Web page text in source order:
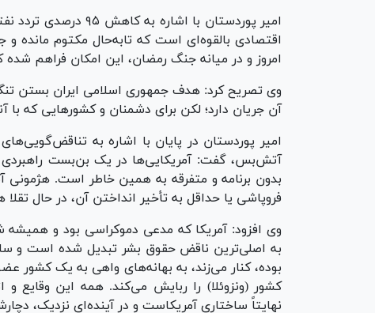
امیر پوردستان با
اقتصادی بالقوه‌ای است که تابه‌حال مکتوم مانده
امروز و در میانه جنگ رمضان، این امکان فراهم
وی تصریح کرد: هدف جمهوری اسلامی ایران بستن
آن جریان دارد؛ لکن برای دشمنان و کشور‌هایی که
امیر پوردستان در پایان با اشاره به
آتش‌بس، گفت: آمریکایی‌ها در یک بن‌بست راهبردی
بدون برنامه و متفرقه به همین خاطر است. هژمونی
فروپاشی یا حداقل به تأخیر انداختن آن، در حال
وی افزود: آمریکا که مدعی دموکراسی بود و همیشه
به اصلی‌ترین ناقض حقوق بشر تبدیل شده است و
بوده، کنار می‌زند، به بهانه‌های واهی به یک کشور
کشور (ونزوئلا) را ربایش می‌کند. همه این وقایع
نهایتاً ساختاری آمریکاست و در آینده‌ای نزدیک،